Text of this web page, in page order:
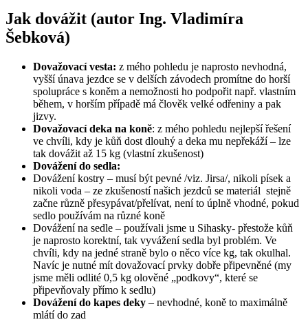
Jak dovážit (autor Ing. Vladimíra
Šebková)
Dovažovací vesta: z mého pohledu je naprosto nevhodná,
vyšší únava jezdce se v delších závodech promítne do horší
spolupráce s koněm a nemožnosti ho podpořit např. vlastním
během, v horším případě má člověk velké odřeniny a pak
jizvy.
Dovažovací deka na koně: z mého pohledu nejlepší řešení
ve chvíli, kdy je kůň dost dlouhý a deka mu nepřekáží – lze
tak dovážit až 15 kg (vlastní zkušenost)
Dovážení do sedla:
Dovážení kostry – musí být pevné /viz. Jirsa/, nikoli písek a
nikoli voda – ze zkušeností našich jezdců se materiál stejně
začne různě přesypávat/přelívat, není to úplně vhodné, pokud
sedlo používám na různé koně
Dovážení na sedle – používali jsme u Sihasky- přestože kůň
je naprosto korektní, tak vyvážení sedla byl problém. Ve
chvíli, kdy na jedné straně bylo o něco více kg, tak okulhal.
Navíc je nutné mít dovažovací prvky dobře připevněné (my
jsme měli odlité 0,5 kg olověné „podkovy“, které se
připevňovaly přímo k sedlu)
Dovážení do kapes deky – nevhodné, koně to maximálně
mlátí do zad